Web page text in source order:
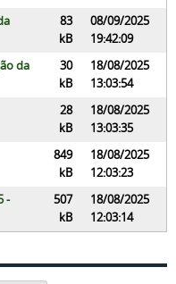
83
kB
08/09/2025
19:42:09
da
30
kB
18/08/2025
13:03:54
28
kB
18/08/2025
13:03:35
849
kB
18/08/2025
12:03:23
-
507
kB
18/08/2025
12:03:14